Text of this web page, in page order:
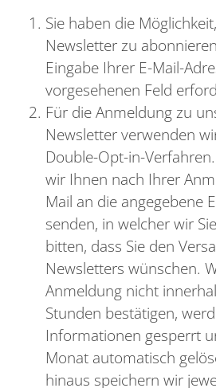
Sie haben die
Newsletter zu
Eingabe Ihrer E-Mail-
vorgesehenen Feld
Für die Anmeldung zu
Newsletter verwenden
Double-Opt-in-
wir Ihnen nach Ihrer
Mail an die angegebene
senden, in welcher wir
bitten, dass Sie den
Newsletters wünschen.
Anmeldung nicht
Stunden bestätigen,
Informationen gesperrt
Monat automatisch
hinaus speichern wir